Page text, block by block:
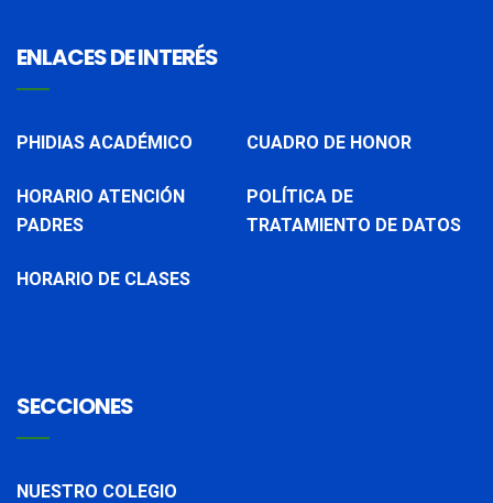
ENLACES DE INTERÉS
PHIDIAS ACADÉMICO
HORARIO ATENCIÓN
PADRES
HORARIO DE CLASES
CUADRO DE HONOR
POLÍTICA DE
TRATAMIENTO DE DATOS
SECCIONES
NUESTRO COLEGIO